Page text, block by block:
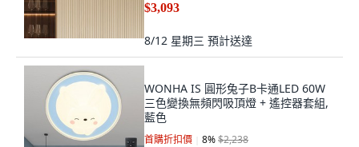
$3,093
8/12 星期三 預計送達
WONHA IS 圓形兔子B卡通LED 60W
三色變換無頻閃吸頂燈 + 遙控器套組,
藍色
首購折扣價 8%$2,238